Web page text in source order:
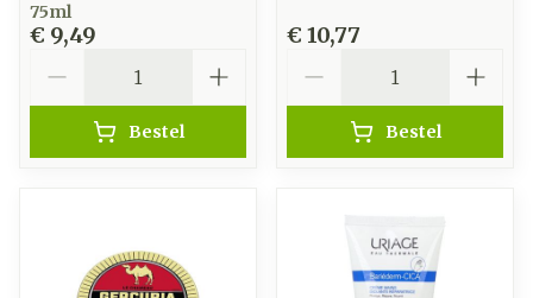
75ml
€ 9,49
Bestel
€ 10,77
Bestel